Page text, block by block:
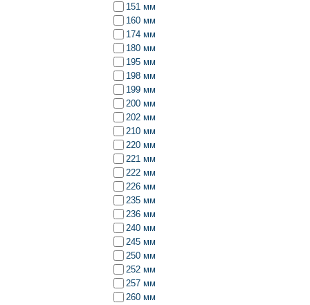
151 мм
160 мм
174 мм
180 мм
195 мм
198 мм
199 мм
200 мм
202 мм
210 мм
220 мм
221 мм
222 мм
226 мм
235 мм
236 мм
240 мм
245 мм
250 мм
252 мм
257 мм
260 мм